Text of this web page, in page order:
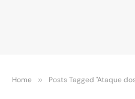
Home » Posts Tagged "Ataque